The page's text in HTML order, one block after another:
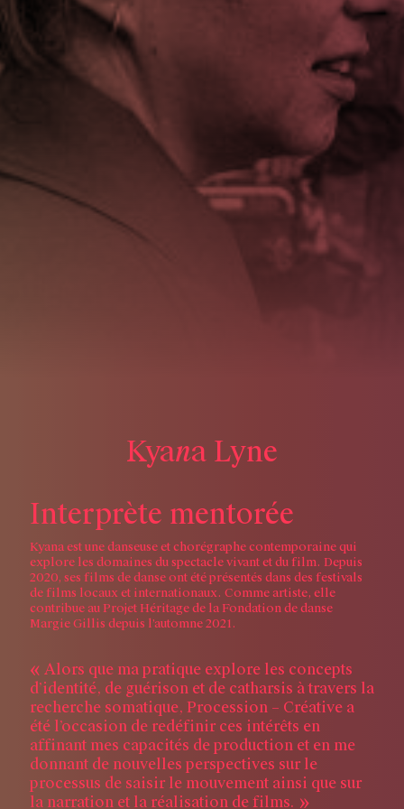
Kyana Lyne
Interprète mentorée
Kyana est une danseuse et chorégraphe contemporaine qui
explore les domaines du spectacle vivant et du film. Depuis
2020, ses films de danse ont été présentés dans des festivals
de films locaux et internationaux. Comme artiste, elle
contribue au Projet Héritage de la Fondation de danse
Margie Gillis depuis l’automne 2021.
Alors que ma pratique explore les concepts
d’identité, de guérison et de catharsis à travers la
recherche somatique, Procession – Créative a
été l’occasion de redéfinir ces intérêts en
affinant mes capacités de production et en me
donnant de nouvelles perspectives sur le
processus de saisir le mouvement ainsi que sur
la narration et la réalisation de films.